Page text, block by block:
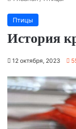
Птицы
История
12 октября, 2023